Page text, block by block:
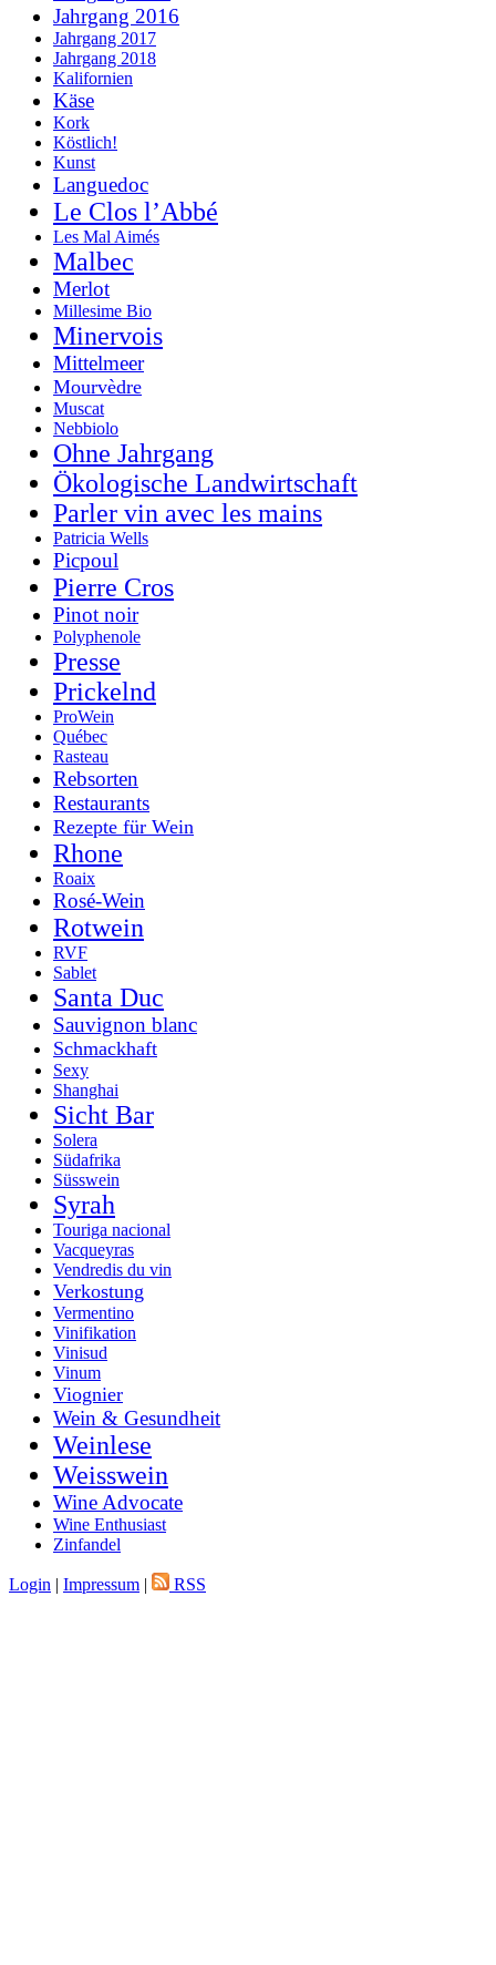
Jahrgang 2016
Jahrgang 2017
Jahrgang 2018
Kalifornien
Käse
Kork
Köstlich!
Kunst
Languedoc
Le Clos l’Abbé
Les Mal Aimés
Malbec
Merlot
Millesime Bio
Minervois
Mittelmeer
Mourvèdre
Muscat
Nebbiolo
Ohne Jahrgang
Ökologische Landwirtschaft
Parler vin avec les mains
Patricia Wells
Picpoul
Pierre Cros
Pinot noir
Polyphenole
Presse
Prickelnd
ProWein
Québec
Rasteau
Rebsorten
Restaurants
Rezepte für Wein
Rhone
Roaix
Rosé-Wein
Rotwein
RVF
Sablet
Santa Duc
Sauvignon blanc
Schmackhaft
Sexy
Shanghai
Sicht Bar
Solera
Südafrika
Süsswein
Syrah
Touriga nacional
Vacqueyras
Vendredis du vin
Verkostung
Vermentino
Vinifikation
Vinisud
Vinum
Viognier
Wein & Gesundheit
Weinlese
Weisswein
Wine Advocate
Wine Enthusiast
Zinfandel
Login | Impressum | RSS